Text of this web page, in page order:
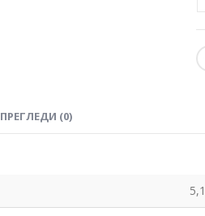
ПРЕГЛЕДИ (0)